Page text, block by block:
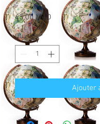
45,00 MAD Prix
Quantité *
Ajouter